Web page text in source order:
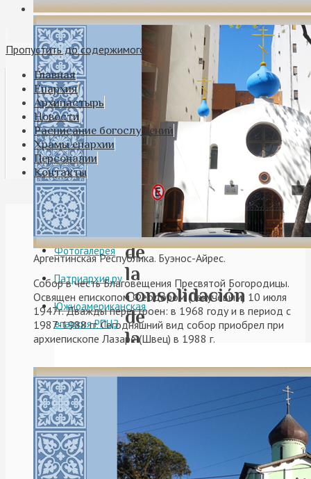
Аргентинская Республика. Буэнос-Айрес.
Собор в честь Благовещения Пресвятой Богородицы.
Освящен епископом Феодором (Текучевым) 10 июля
1947г. Дважды перестроен: в 1968 году и в период с
1987-1988 гг. Сегодняшний вид собор приобрел при
архиепископе Лазаре (Швец) в 1988 г.
Пропустить до содержимого
Главная
Епархия
Архипастырь
Новости
Расписание богослужений
Храмы епархии
Персоналии
Контакты
Aniversario
de
la
consolidación
de
la
parroquia
Santos
Mártires
Reales
Видео
Фотогалерея
Патриархия.ру
Южноамериканская
епархия РПЦЗ